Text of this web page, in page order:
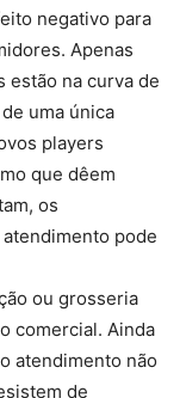
negativo para
Apenas
estão na curva de
uma única
players
que dêem
os
pode
ou grosseria
comercial. Ainda
atendimento não
de